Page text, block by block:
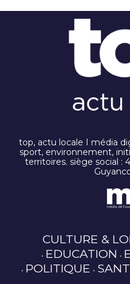
top, actu locale I média
sport, environnement,
territoires. siège social :
CULTURE &
EDUCATION
POLITIQUE